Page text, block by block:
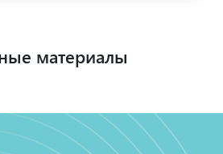
материалы